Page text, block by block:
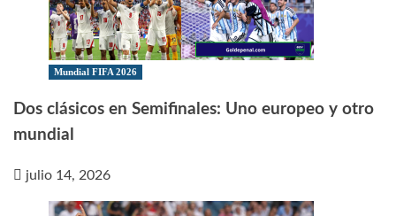
Mundial FIFA 2026
Dos clásicos en Semifinales: Uno europeo y otro
mundial
julio 14, 2026